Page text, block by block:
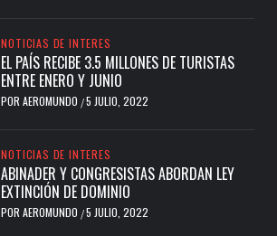
NOTICIAS DE INTERES
EL PAÍS RECIBE 3.5 MILLONES DE TURISTAS
ENTRE ENERO Y JUNIO
POR AEROMUNDO /5 JULIO, 2022
NOTICIAS DE INTERES
ABINADER Y CONGRESISTAS ABORDAN LEY
EXTINCIÓN DE DOMINIO
POR AEROMUNDO /5 JULIO, 2022